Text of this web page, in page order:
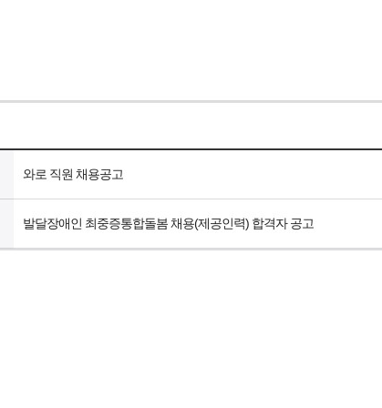
와로 직원 채용공고
발달장애인 최중증통합돌봄 채용(제공인력) 합격자 공고